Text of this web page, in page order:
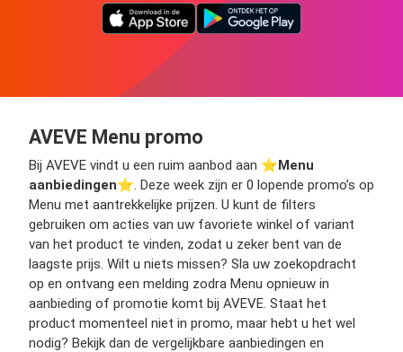
AVEVE Menu promo
Bij AVEVE vindt u een ruim aanbod aan ⭐️Menu
aanbiedingen⭐️. Deze week zijn er 0 lopende promo’s op
Menu met aantrekkelijke prijzen. U kunt de filters
gebruiken om acties van uw favoriete winkel of variant
van het product te vinden, zodat u zeker bent van de
laagste prijs. Wilt u niets missen? Sla uw zoekopdracht
op en ontvang een melding zodra Menu opnieuw in
aanbieding of promotie komt bij AVEVE. Staat het
product momenteel niet in promo, maar hebt u het wel
nodig? Bekijk dan de vergelijkbare aanbiedingen en